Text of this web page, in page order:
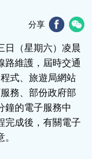
分享
日（星期六）凌晨
路維護，屆時交通
式、旅遊局網站
務、部份政府部
鐘的電子服務中
完成後，有關電子